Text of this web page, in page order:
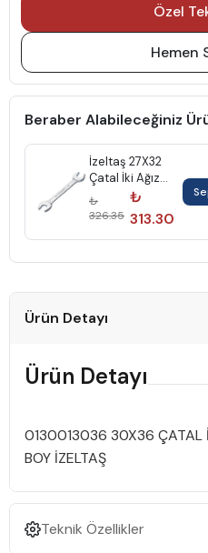
Özel
Hemen
Beraber Alabileceğiniz
İzeltaş 27X32
Çatal İki Ağız
Anahtar Kısa
Boy 0100012732
₺
326.35
₺
313.30
Ürün Detayı
Ürün Detayı
0130013036 30X36 ÇATAL
BOY İZELTAŞ
Teknik Özellikler